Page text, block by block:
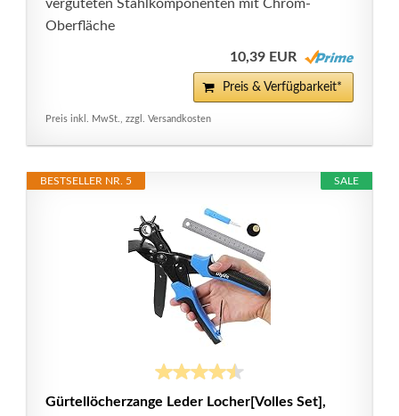
vergüteten Stahlkomponenten mit Chrom-
Oberfläche
10,39 EUR
Preis & Verfügbarkeit*
Preis inkl. MwSt., zzgl. Versandkosten
SALE
BESTSELLER NR. 5
Gürtellöcherzange Leder Locher[Volles Set],